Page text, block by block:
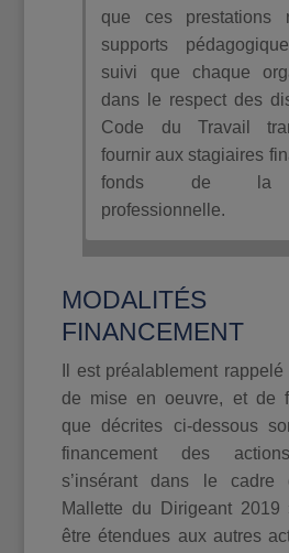
que ces prestations
supports
suivi que chaque
dans le respect des
Code du Travail
fournir aux stagiaires
fonds de la
professionnelle.
FINANCEMENT
Il est préalablement
de mise en oeuvre, et de
que décrites ci-dessous
financement des
s’insérant dans le cadre
Mallette du Dirigeant
être étendues aux autres